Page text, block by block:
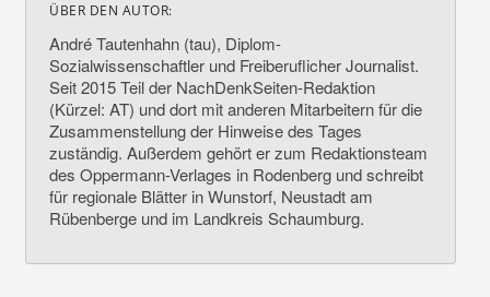
ÜBER DEN AUTOR:
André Tautenhahn (tau), Diplom-
Sozialwissenschaftler und Freiberuflicher Journalist.
Seit 2015 Teil der NachDenkSeiten-Redaktion
(Kürzel: AT) und dort mit anderen Mitarbeitern für die
Zusammenstellung der Hinweise des Tages
zuständig. Außerdem gehört er zum Redaktionsteam
des Oppermann-Verlages in Rodenberg und schreibt
für regionale Blätter in Wunstorf, Neustadt am
Rübenberge und im Landkreis Schaumburg.